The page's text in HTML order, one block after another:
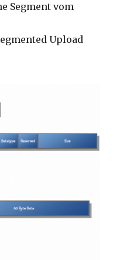
Segment vom
Upload